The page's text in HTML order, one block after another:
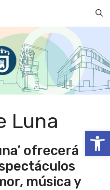
Abrir
Luna
ofrecerá
música y